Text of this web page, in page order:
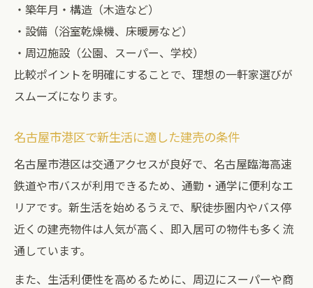
・築年月・構造（木造など）
・設備（浴室乾燥機、床暖房など）
・周辺施設（公園、スーパー、学校）
比較ポイントを明確にすることで、理想の一軒家選びが
スムーズになります。
名古屋市港区で新生活に適した建売の条件
名古屋市港区は交通アクセスが良好で、名古屋臨海高速
鉄道や市バスが利用できるため、通勤・通学に便利なエ
リアです。新生活を始めるうえで、駅徒歩圏内やバス停
近くの建売物件は人気が高く、即入居可の物件も多く流
通しています。
また、生活利便性を高めるために、周辺にスーパーや商